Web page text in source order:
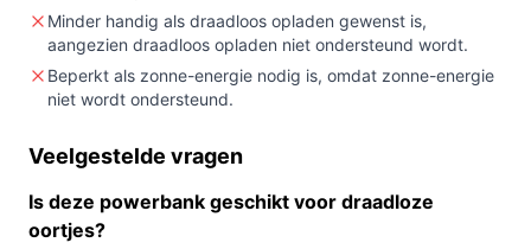
verschijnt zowel "20W" in de titel als "67 W" in de
specificaties—controleer welke waarde geldt voor
opladen van jouw apparaat.
accu's bij van telefoons, oortjes en kleine accessoires.
De drie poorten maken het makkelijk om meerdere
Minder handig als draadloos opladen gewenst is,
aangezien draadloos opladen niet ondersteund wordt.
Beperkt als zonne-energie nodig is, omdat zonne-energie
niet wordt ondersteund.
Veelgestelde vragen
Is deze powerbank geschikt voor draadloze
oortjes?